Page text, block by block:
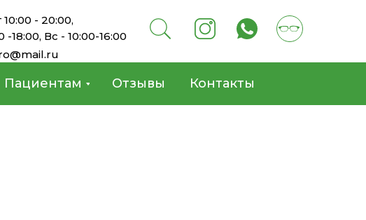
- 20:00,
-18:00, Вс - 10:00-16:00
Пациентам Отзывы Контакты